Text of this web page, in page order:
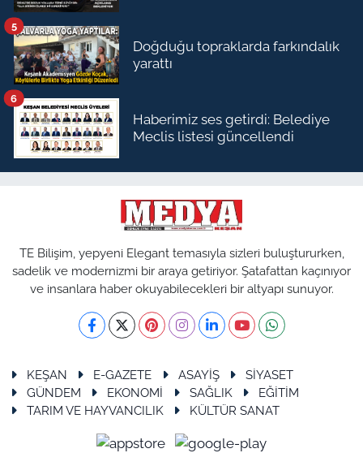
Doğduğu topraklarda farkındalık
yarattı
5
Haberimiz ses getirdi: Belediye
Meclis listesi güncellendi
6
TE Bilişim, yepyeni Elegant temasıyla sizleri buluştururken,
sadelik ve modernizmi bir araya getiriyor. Şatafattan kaçınıyor
ve insanlara haber okuyabilecekleri bir altyapı sunuyor.
KEŞAN E-GAZETE ASAYİŞ
SİYASET
GÜNDEM
EKONOMİ SAĞLIK
EĞİTİM
TARIM VE HAYVANCILIK
KÜLTÜR SANAT